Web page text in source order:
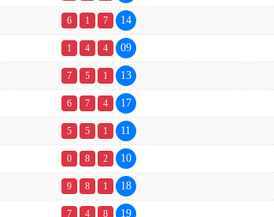
6 1 7 14
1 4 4 09
7 5 1 13
6 7 4 17
5 5 1 11
0 8 2 10
9 8 1 18
7 4 8 19